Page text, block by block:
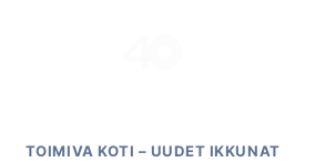
TOIMIVA KOTI – UUDET IKKUNAT